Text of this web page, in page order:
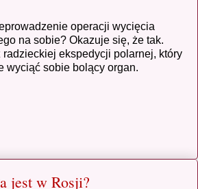
operacji wycięcia
na sobie? Okazuje się, że tak.
radzieckiej ekspedycji polarnej, który
wyciąć sobie bolący organ.
jest w Rosji?